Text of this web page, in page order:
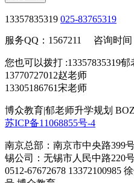
13357835319 025-83765319
服务QQ：1567211 咨询时间
您也可以拨打 :13357835319郁
13770727012赵老师
13305186761宋老师
博众教育|郁老师升学规划
苏ICP备11068855号-4
南京总部：南京市中央路399
锡公司：无锡市人民中路220
0512-67672678 13372100985